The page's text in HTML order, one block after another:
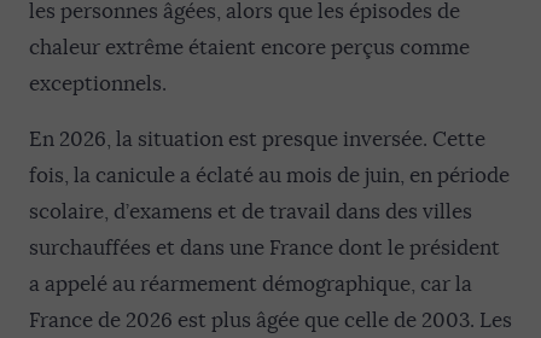
les personnes âgées, alors que les épisodes de
chaleur extrême étaient encore perçus comme
exceptionnels.
En 2026, la situation est presque inversée. Cette
fois, la canicule a éclaté au mois de juin, en période
scolaire, d’examens et de travail dans des villes
surchauffées et dans une France dont le président
a appelé au réarmement démographique, car la
France de 2026 est plus âgée que celle de 2003. Les